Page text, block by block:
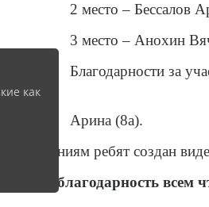
– Бессалов
– Анохин
за участие:
(8а).
ребят создан
благодарность всем
как